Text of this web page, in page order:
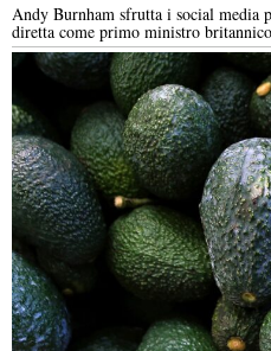
Andy Burnham sfrutta i social media
diretta come primo ministro britannico